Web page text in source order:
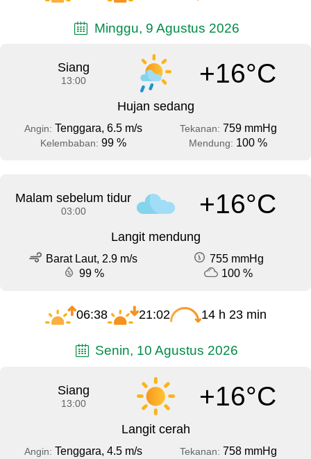
Minggu, 9 Agustus 2026
Siang
13:00 +16°C
Hujan sedang
Angin: Tenggara, 6.5 m/s Tekanan: 759 mmHg
Kelembaban: 99 % Mendung: 100 %
Malam sebelum tidur
03:00 +16°C
Langit mendung
Barat Laut, 2.9 m/s
755 mmHg
99 %
100 %
06:38 21:02 14 h 23 min
Senin, 10 Agustus 2026
Siang
13:00 +16°C
Langit cerah
Angin: Tenggara, 4.5 m/s Tekanan: 758 mmHg